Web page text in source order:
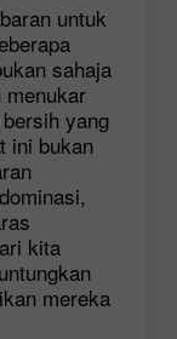
untuk
sahaja
menukar
yang
ini bukan
kita
mereka